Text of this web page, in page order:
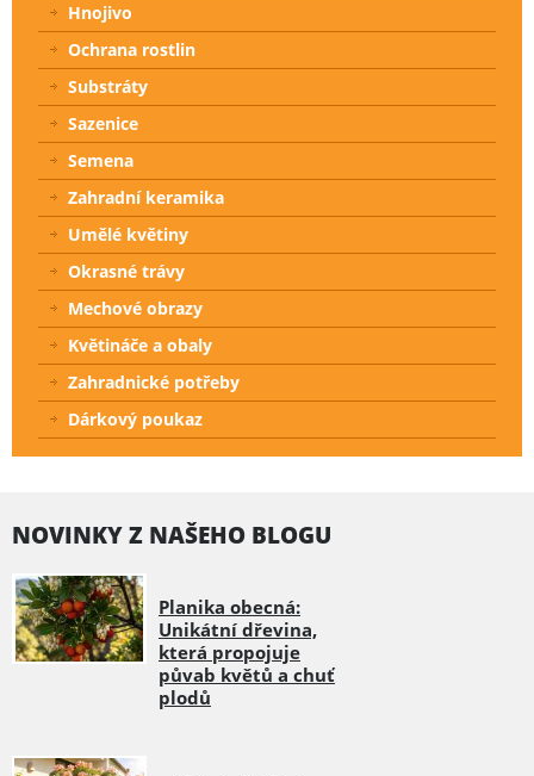
Hnojivo
Ochrana rostlin
Substráty
Sazenice
Semena
Zahradní keramika
Umělé květiny
Okrasné trávy
Mechové obrazy
Květináče a obaly
Zahradnické potřeby
Dárkový poukaz
NOVINKY Z NAŠEHO BLOGU
Planika obecná:
Unikátní dřevina,
která propojuje
půvab květů a chuť
plodů